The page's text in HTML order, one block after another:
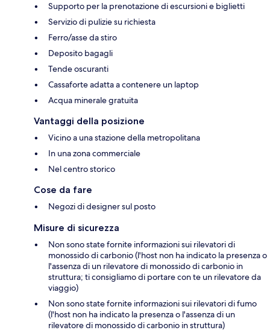
Supporto per la prenotazione di escursioni e biglietti
Servizio di pulizie su richiesta
Ferro/asse da stiro
Deposito bagagli
Tende oscuranti
Cassaforte adatta a contenere un laptop
Acqua minerale gratuita
Vantaggi della posizione
Vicino a una stazione della metropolitana
In una zona commerciale
Nel centro storico
Cose da fare
Negozi di designer sul posto
Misure di sicurezza
Non sono state fornite informazioni sui rilevatori di
monossido di carbonio (l'host non ha indicato la presenza o
l'assenza di un rilevatore di monossido di carbonio in
struttura; ti consigliamo di portare con te un rilevatore da
viaggio)
Non sono state fornite informazioni sui rilevatori di fumo
(l'host non ha indicato la presenza o l'assenza di un
rilevatore di monossido di carbonio in struttura)